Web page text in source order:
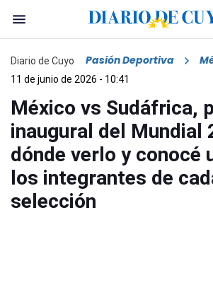
Diario de Cuyo Pasión Deportiva
11 de junio de 2026 - 10:41
México vs Sudáfrica,
inaugural del Mundial
dónde verlo y conocé
los integrantes de
selección